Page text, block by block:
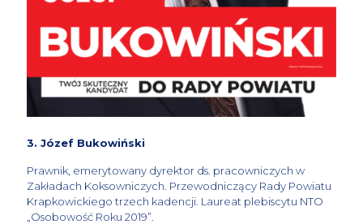
3. Józef Bukowiński
Prawnik, emerytowany dyrektor ds. pracowniczych w
Zakładach Koksowniczych. Przewodniczący Rady Powiatu
Krapkowickiego trzech kadencji. Laureat plebiscytu NTO
„Osobowość Roku 2019”.